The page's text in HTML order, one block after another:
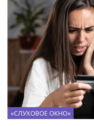
«СЛУХОВОЕ ОКНО»